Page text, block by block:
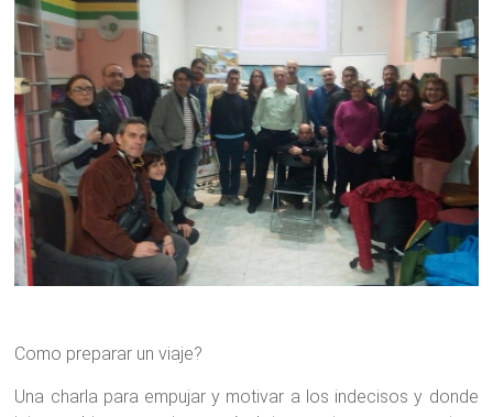
Como preparar un viaje?
Una charla para empujar y motivar a los indecisos y donde